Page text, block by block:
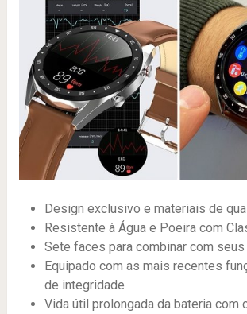
Design exclusivo e materiais de
Resistente à Água e Poeira com
Sete faces para combinar com
Equipado com as mais recentes
de integridade
Vida útil prolongada da bateria com